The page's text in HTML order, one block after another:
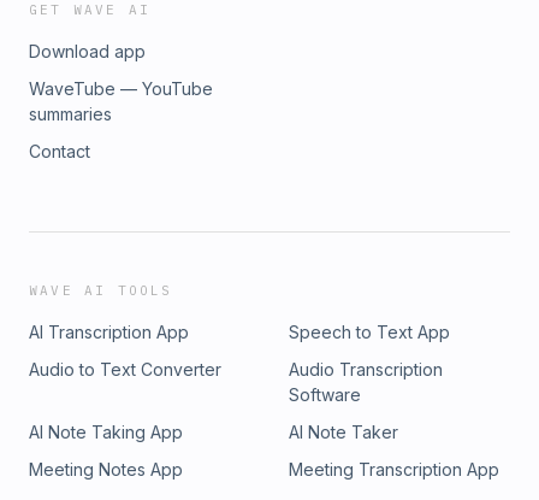
GET WAVE AI
Download app
WaveTube — YouTube
summaries
Contact
WAVE AI TOOLS
AI Transcription App
Speech to Text App
Audio to Text Converter
Audio Transcription
Software
AI Note Taking App
AI Note Taker
Meeting Notes App
Meeting Transcription App